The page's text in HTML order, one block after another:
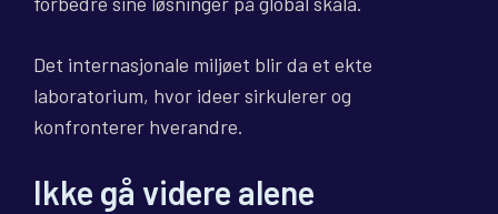
Det internasjonale miljøet blir da et ekte
laboratorium, hvor ideer sirkulerer og
konfronterer hverandre.
Ikke gå videre alene